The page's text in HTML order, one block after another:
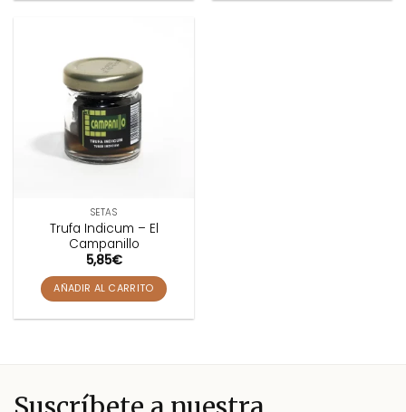
SETAS
Trufa Indicum – El
Campanillo
5,85€
AÑADIR AL CARRITO